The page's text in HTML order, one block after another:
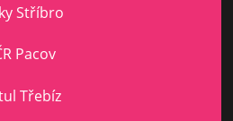
Stříbro
Pacov
Třebíz